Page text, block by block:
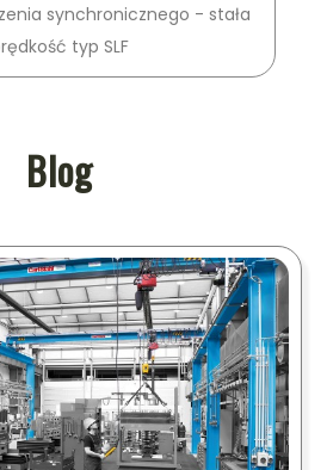
synchronicznego - stała
typ SLF
Blog